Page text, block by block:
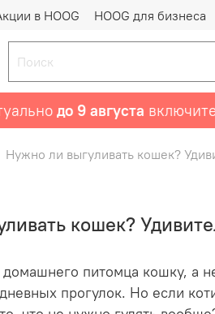
в HOOG HOOG для бизнеса
9 августа включительно
Нужно ли выгуливать кошек?
кошек?
домашнего питомца кошку, а
прогулок. Но если